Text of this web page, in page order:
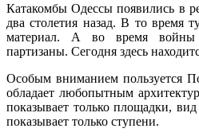
Катакомбы Одессы появились в
два столетия назад. В то время
материал. А во время войны
партизаны. Сегодня здесь
Особым вниманием пользуется
обладает любопытным
показывает только площадки,
показывает только ступени.